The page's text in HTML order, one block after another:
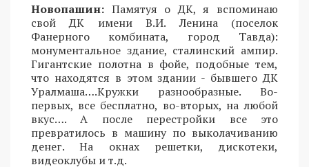
Новопашин: Памятуя о ДК, я вспоминаю
свой ДК имени В.И. Ленина (поселок
Фанерного комбината, город Тавда):
монументальное здание, сталинский ампир.
Гигантские полотна в фойе, подобные тем,
что находятся в этом здании - бывшего ДК
Уралмаша….Кружки разнообразные. Во-
первых, все бесплатно, во-вторых, на любой
вкус…. А после перестройки все это
превратилось в машину по выколачиванию
денег. На окнах решетки, дискотеки,
видеоклубы и т.д.